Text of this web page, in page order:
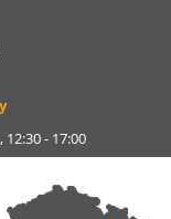
- 17:00